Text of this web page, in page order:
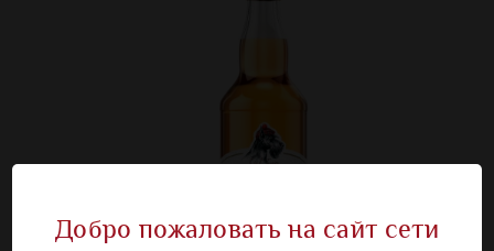
Добро пожаловать на сайт сети